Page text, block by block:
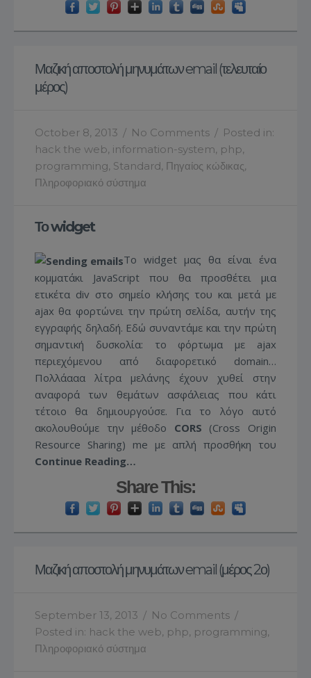
Μαζική αποστολή μηνυμάτων email (τελευταίο
μέρος)
October 8, 2013 / No Comments / Posted in:
hack the web, information-system, php,
programming, Standard, Πηγαίος κώδικας,
Πληροφοριακό σύστημα
Το widget
Το widget μας θα είναι ένα
κομματάκι JavaScript που θα προσθέτει μια
ετικέτα div στο σημείο κλήσης του και μετά με
ajax θα φορτώνει την πρώτη σελίδα, αυτήν της
εγγραφής δηλαδή. Εδώ συναντάμε και την πρώτη
σημαντική δυσκολία: το φόρτωμα με ajax
περιεχόμενου από διαφορετικό domain…
Πολλάααα λίτρα μελάνης έχουν χυθεί στην
αναφορά των θεμάτων ασφάλειας που κάτι
τέτοιο θα δημιουργούσε. Για το λόγο αυτό
ακολουθούμε την μέθοδο CORS (Cross Origin
Resource Sharing) me με απλή προσθήκη του
Continue Reading…
Share This:
Μαζική αποστολή μηνυμάτων email (μέρος 2ο)
September 13, 2013 / No Comments /
Posted in: hack the web, php, programming,
Πληροφοριακό σύστημα